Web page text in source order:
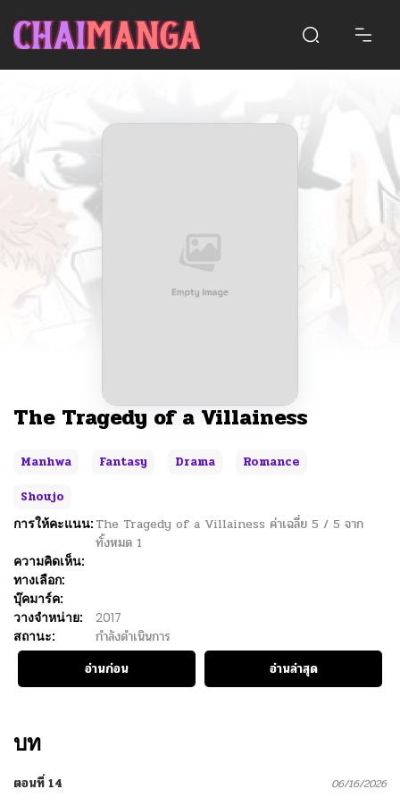
The Tragedy of a Villainess
Manhwa Fantasy Drama
Romance
Shoujo
การให้คะแนน: The Tragedy of a Villainess ค่าเฉลี่ย 5 / 5 จาก
ทั้งหมด 1
ความคิดเห็น:
ทางเลือก:
บุ๊คมาร์ค:
วางจำหน่าย:
2017
สถานะ:
กำลังดำเนินการ
อ่านก่อน
อ่านล่าสุด
บท
ตอนที่ 14 06/16/2026